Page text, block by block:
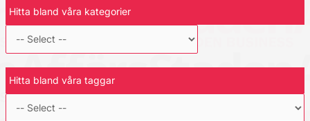
Hitta bland våra kategorier
Hitta bland våra taggar